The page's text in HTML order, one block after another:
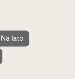
Na lato